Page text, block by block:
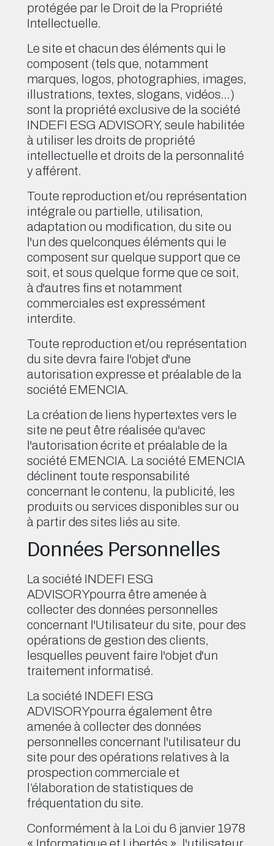
protégée par le Droit de la Propriété
Intellectuelle.
Le site et chacun des éléments qui le
composent (tels que, notamment
marques, logos, photographies, images,
illustrations, textes, slogans, vidéos…)
sont la propriété exclusive de la société
INDEFI ESG ADVISORY, seule habilitée
à utiliser les droits de propriété
intellectuelle et droits de la personnalité
y afférent.
Toute reproduction et/ou représentation
intégrale ou partielle, utilisation,
adaptation ou modification, du site ou
l'un des quelconques éléments qui le
composent sur quelque support que ce
soit, et sous quelque forme que ce soit,
à d'autres fins et notamment
commerciales est expressément
interdite.
Toute reproduction et/ou représentation
du site devra faire l'objet d'une
autorisation expresse et préalable de la
société EMENCIA.
La création de liens hypertextes vers le
site ne peut être réalisée qu'avec
l'autorisation écrite et préalable de la
société EMENCIA. La société EMENCIA
déclinent toute responsabilité
concernant le contenu, la publicité, les
produits ou services disponibles sur ou
à partir des sites liés au site.
Données Personnelles
La société INDEFI ESG
ADVISORYpourra être amenée à
collecter des données personnelles
concernant l'Utilisateur du site, pour des
opérations de gestion des clients,
lesquelles peuvent faire l'objet d'un
traitement informatisé.
La société INDEFI ESG
ADVISORYpourra également être
amenée à collecter des données
personnelles concernant l'utilisateur du
site pour des opérations relatives à la
prospection commerciale et
l’élaboration de statistiques de
fréquentation du site.
Conformément à la Loi du 6 janvier 1978